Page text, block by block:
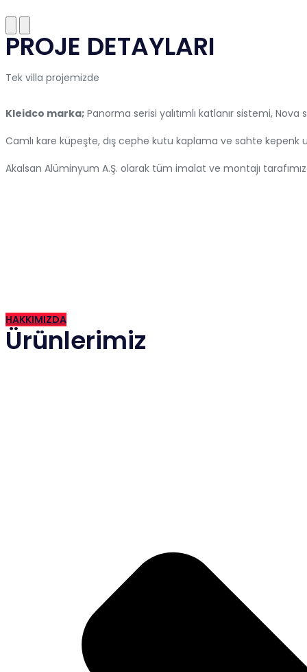
PROJE DETAYLARI
Tek villa projemizde
Kleidco marka; Panorma serisi yalıtımlı katlanır sistemi, Nova
Camlı kare küpeşte, dış cephe kutu kaplama ve sahte kepenk
Akalsan Alüminyum A.Ş. olarak tüm imalat ve montajı
HAKKIMIZDA
Ürünlerimiz